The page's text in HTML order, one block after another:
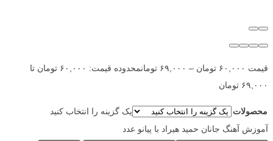
قیمت ۶۰,۰۰۰ تومان – ۶۹,۰۰۰ تومان
محدوده قیمت: ۶۰,۰۰۰ تومان تا
۶۹,۰۰۰ تومان
محصولات
یک گزینه را انتخاب کنید
آموزش آهنگ جانان حمید هیراد با پیانو عدد